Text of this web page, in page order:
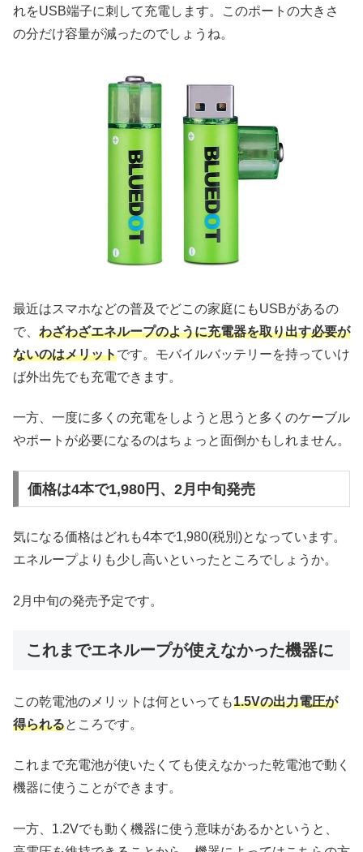
れをUSB端子に刺して充電します。このポートの大きさ
の分だけ容量が減ったのでしょうね。
最近はスマホなどの普及でどこの家庭にもUSBがあるの
で、 わざわざエネループのように充電器を取り出す必要が
ないのはメリットです。モバイルバッテリーを持っていけ
ば外出先でも充電できます。
一方、一度に多くの充電をしようと思うと多くのケーブル
やポートが必要になるのはちょっと面倒かもしれません。
価格は4本で1,980円、2月中旬発売
気になる価格はどれも4本で1,980(税別)となっています。
エネループよりも少し高いといったところでしょうか。
2月中旬の発売予定です。
これまでエネループが使えなかった機器に
この乾電池のメリットは何といっても1.5Vの出力電圧が
得られるところです。
これまで充電池が使いたくても使えなかった乾電池で動く
機器に使うことができます。
一方、1.2Vでも動く機器に使う意味があるかというと、